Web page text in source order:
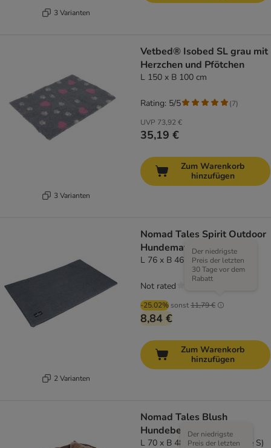
3 Varianten
3 Varianten
Vetbed® Isobed SL grau mit
Herzchen und Pfötchen
L 150 x B 100 cm
UVP 73,92 €
35,19 €
Rating: 5/5 (7)
Zum Warenkorb
hinzufügen
2 Varianten
Nomad Tales Spirit Outdoor
Hundematte Riverway
L 76 x B 46 cm (Größe S)
-25.02% sonst11,79 €
Der niedrigste
Preis der letzten
30 Tage vor dem
Rabatt
8,84 €
Not rated
Zum Warenkorb
hinzufügen
Nomad Tales Blush
Hundebett Boot 2-in-1
L 70 x B 48 x H 23 cm (Größe S)
Der niedrigste
Preis der letzten